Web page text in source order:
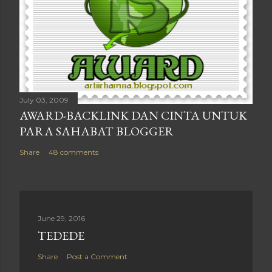
July 03, 2009
AWARD-BACKLINK DAN CINTA UNTUK
PARA SAHABAT BLOGGER
Share 48 comments
June 29, 2016
TEDEDE
Share Post a Comment